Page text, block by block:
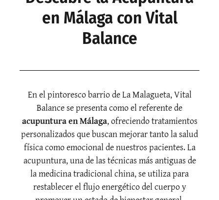
en Málaga con Vital
Balance
En el pintoresco barrio de La Malagueta, Vital
Balance se presenta como el referente de
acupuntura en Málaga, ofreciendo tratamientos
personalizados que buscan mejorar tanto la salud
física como emocional de nuestros pacientes. La
acupuntura, una de las técnicas más antiguas de
la medicina tradicional china, se utiliza para
restablecer el flujo energético del cuerpo y